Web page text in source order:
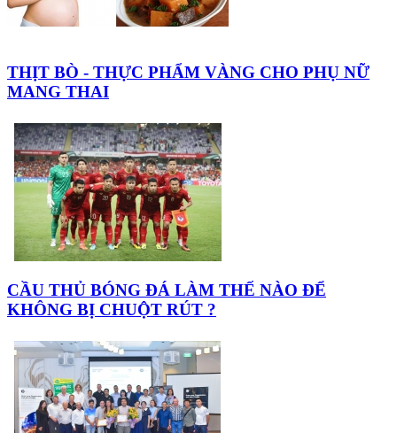
THỊT BÒ - THỰC PHẨM VÀNG CHO PHỤ NỮ
MANG THAI
CẦU THỦ BÓNG ĐÁ LÀM THẾ NÀO ĐỂ
KHÔNG BỊ CHUỘT RÚT ?